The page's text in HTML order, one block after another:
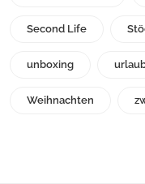
Second Life
unboxing
Weihnachten